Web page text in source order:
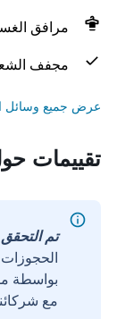
مرافق
مجفف
عرض جميع وسائل
تقييمات
تم التحقق
مع